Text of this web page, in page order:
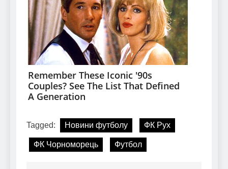
Tagged: Новини футболу ФК Рух
ФК Чорноморець Футбол